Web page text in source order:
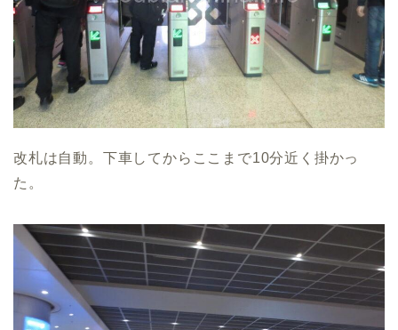
改札は自動。下車してからここまで10分近く掛かっ
た。